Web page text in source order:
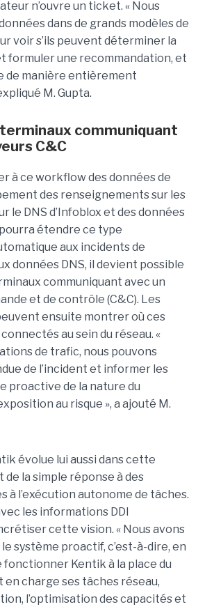
n’ouvre un ticket. « Nous
dans de grands modèles de
voir s’ils peuvent déterminer la
formuler une recommandation, et
de manière entièrement
M. Gupta.
communiquant
C&C
à ce workflow des données de
des renseignements sur les
le DNS d’Infoblox et des données
étendre ce type
aux incidents de
données DNS, il devient possible
communiquant avec un
et de contrôle (C&C). Les
ensuite montrer où ces
au sein du réseau. «
de trafic, nous pouvons
de l’incident et informer les
proactive de la nature du
au risque », a ajouté M.
évolue lui aussi dans cette
la simple réponse à des
à l’exécution autonome de tâches.
les informations DDI
cette vision. « Nous avons
système proactif, c’est-à-dire, en
fonctionner Kentik à la place du
charge ses tâches réseau,
l’optimisation des capacités et